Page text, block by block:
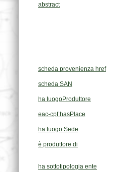
abstract
scheda provenienza href
scheda SAN
ha luogoProduttore
eac-cpf:hasPlace
ha luogo Sede
è produttore di
ha sottotipologia ente